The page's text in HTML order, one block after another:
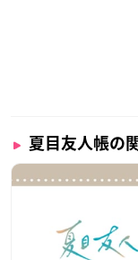
夏目友人帳の